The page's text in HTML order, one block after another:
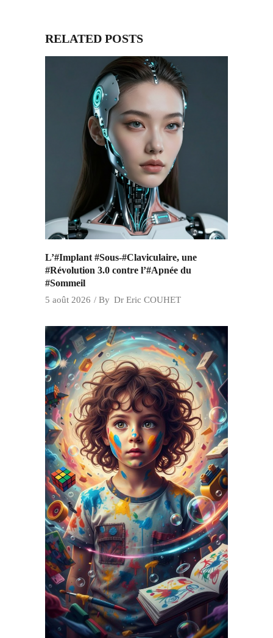
RELATED POSTS
L’#Implant #Sous-#Claviculaire, une
#Révolution 3.0 contre l’#Apnée du
#Sommeil
5 août 2026 By Dr Eric COUHET